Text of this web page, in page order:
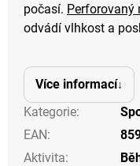
počasí. Perforovaný
odvádí vlhkost a
Více informací
Kategorie:
EAN:
Aktivita: